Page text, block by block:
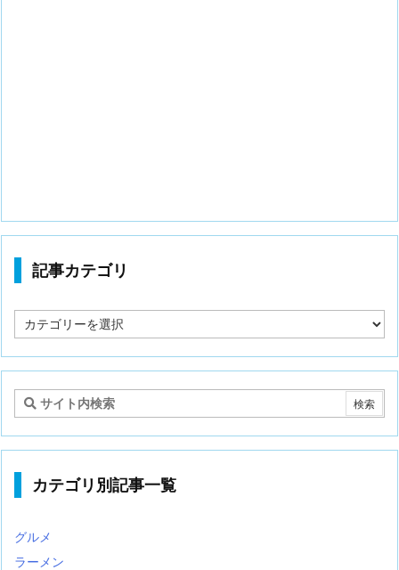
記事カテゴリ
事
テ
リ
カテゴリ別記事一覧
グルメ
ラーメン